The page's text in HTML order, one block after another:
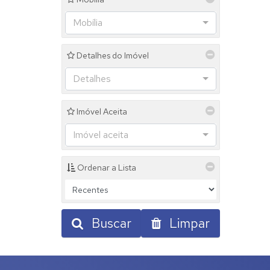
Jardim São Thiago (1)
Jardim Satélite (1)
Jardim Serra da Paulista (2)
Jardim Sol Nascente (1)
Jardim Vila Rica (5)
Jardim Yara (1)
Jardim Ypê (2)
Mantiqueira (1)
Parque Alvorada (5)
Parque Colina da Mantiqueira (8)
Parque das Nações (4)
Parque Jequitibás (8)
Parque Residencial Tereza Cristina (3)
Parque Universitário (1)
Perpétuo Socorro (1)
Portal da Aliança I (1)
Portal da Aliança II (1)
Portal das Mangueiras (1)
Mobília
Detalhes do Imóvel
Detalhes
Imóvel Aceita
Imóvel aceita
Ordenar a Lista
Buscar Limpar